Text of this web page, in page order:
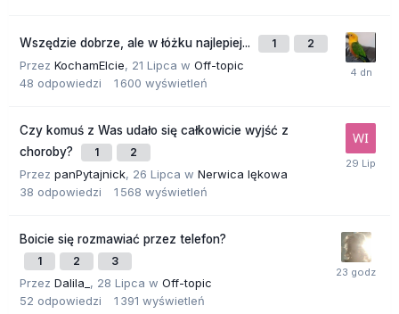
Wszędzie dobrze, ale w łóżku najlepiej... 1 2
Przez KochamElcie, 21 Lipca w Off-topic
48 odpowiedzi 1 600 wyświetleń
Czy komuś z Was udało się całkowicie wyjść z
choroby?
1 2
Przez panPytajnick, 26 Lipca w Nerwica lękowa
38 odpowiedzi 1 568 wyświetleń
Boicie się rozmawiać przez telefon?
1 2 3
Przez Dalila_ , 28 Lipca w Off-topic
52 odpowiedzi 1 391 wyświetleń